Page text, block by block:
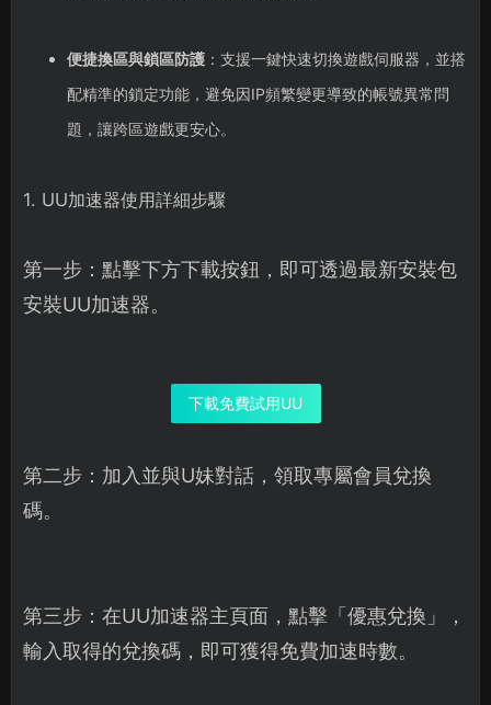
便捷換區與鎖區防護：支援一鍵快速切換遊戲伺服器，並搭
配精準的鎖定功能，避免因IP頻繁變更導致的帳號異常問
題，讓跨區遊戲更安心。
1. UU加速器使用詳細步驟
第一步：點擊下方下載按鈕，即可透過最新安裝包
安裝UU加速器。
下載免費試用UU
第二步：加入並與U妹對話，領取專屬會員兌換
碼。
第三步：在UU加速器主頁面，點擊「優惠兌換」，
輸入取得的兌換碼，即可獲得免費加速時數。